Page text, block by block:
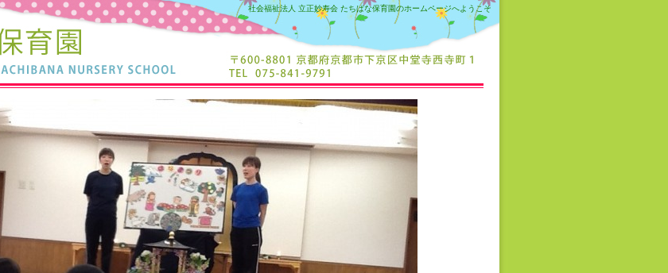
社会福祉法人 立正妙寿会 たちばな保育園のホームページへようこそ